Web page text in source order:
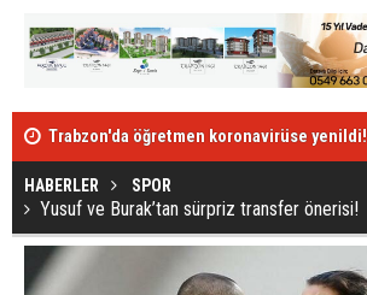
Yusuf ve Burak’tan sürpriz transfer önerisi!
HABERLER SPOR
Yusuf ve Burak’tan sürpriz transfer önerisi!